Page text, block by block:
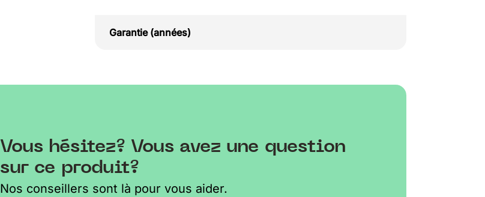
Garantie (années)
Vous hésitez? Vous avez une question
sur ce produit?
Nos conseillers sont là pour vous aider.